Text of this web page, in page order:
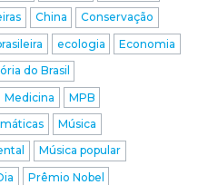
China
Conservação
ecologia
Economia
do Brasil
Medicina
MPB
Música
Música popular
Prêmio Nobel